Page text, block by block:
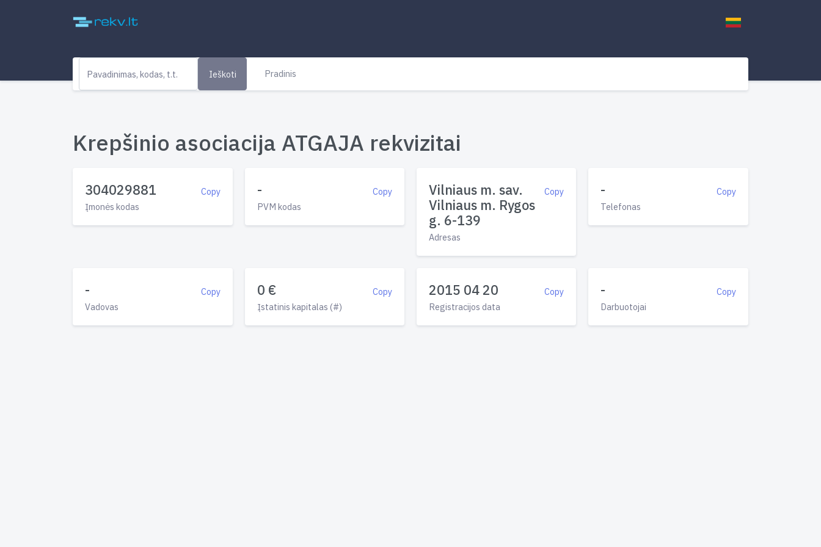
Ieškoti Pradinis
Krepšinio asociacija ATGAJA rekvizitai
Copy
304029881
Įmonės kodas
Copy
-
PVM kodas
Copy
Vilniaus m. sav.
Vilniaus m. Rygos
g. 6-139
Adresas
Copy
-
Telefonas
Copy
-
Vadovas
Copy
0 €
Įstatinis kapitalas (#)
Copy
2015 04 20
Registracijos data
Copy
-
Darbuotojai